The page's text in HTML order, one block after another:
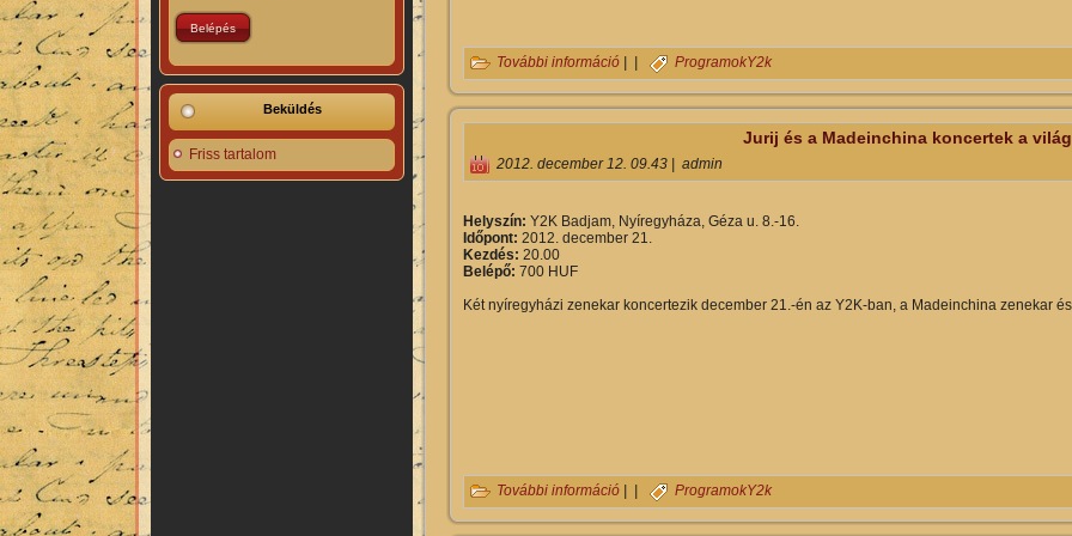
Beküldés
Friss tartalom
További információ Karácsony a Vad Fruttikkal tartalommal kapcsolatosan
ProgramokY2k
Jurij és a Madeinchina koncertek a
2012. december 12. 09.43 | admin
Helyszín: Y2K Badjam, Nyíregyháza, Géza u. 8.-16.
Időpont: 2012. december 21.
Kezdés: 20.00
Belépő: 700 HUF
Két nyíregyházi zenekar koncertezik december 21.-én az Y2K-ban, a Madeinchina zenekar és
További információ Jurij és a Madeinchina koncertek a világ végén tartalommal
| | ProgramokY2k